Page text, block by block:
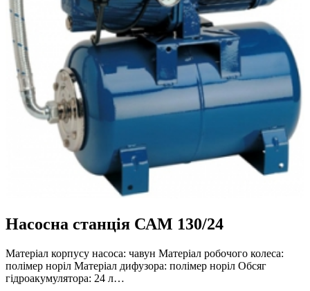
Насосна станція САМ 130/24
Матеріал корпусу насоса: чавун Матеріал робочого колеса:
полімер норіл Матеріал дифузора: полімер норіл Обсяг
гідроакумулятора: 24 л…